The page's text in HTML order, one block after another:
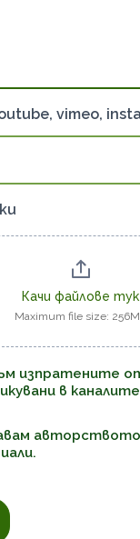
vimeo,
Качи файлове тук
Maximum file size:
изпратените
в каналите